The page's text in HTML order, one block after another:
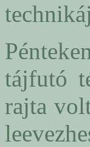
tájfutó
rajta